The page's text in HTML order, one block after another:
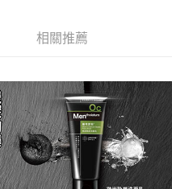
相關推薦